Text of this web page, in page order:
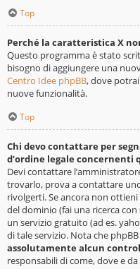
Top
Perché la caratteristica X
Questo programma è stato
bisogno di aggiungere una
Centro Idee phpBB, dove
nuove funzionalità.
Top
Chi devo contattare per
d’ordine legale concernenti
Devi contattare
trovarlo, prova a contattare
rivolgerti. Se ancora non
del dominio (fai una ricerca con
un servizio gratuito (ad es.
di tale servizio. Nota che
assolutamente alcun
responsabili di come, dove e